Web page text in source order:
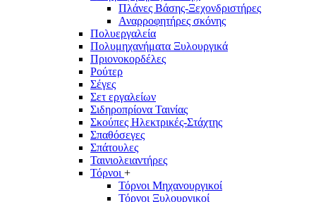
Πλάνες Βάσης-Ξεχονδριστήρες
Αναρροφητήρες σκόνης
Πολυεργαλεία
Πολυμηχανήματα Ξυλουργικά
Πριονοκορδέλες
Ρούτερ
Σέγες
Σετ εργαλείων
Σιδηροπρίονα Ταινίας
Σκούπες Ηλεκτρικές-Στάχτης
Σπαθόσεγες
Σπάτουλες
Ταινιολειαντήρες
Τόρνοι +
Τόρνοι Μηχανουργικοί
Τόρνοι Ξυλουργικοί